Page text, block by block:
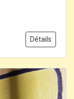
Détails